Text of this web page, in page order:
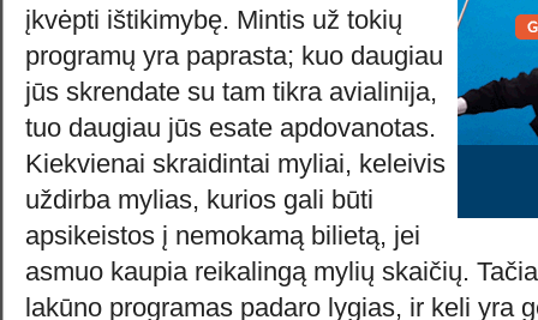
įkvėpti ištikimybę. Mintis už tokių
programų yra paprasta; kuo daugiau
jūs skrendate su tam tikra avialinija,
tuo daugiau jūs esate apdovanotas.
Kiekvienai skraidintai myliai, keleivis
uždirba mylias, kurios gali būti
apsikeistos į nemokamą bilietą, jei
asmuo kaupia reikalingą mylių skaičių.
lakūno programas padaro lygias, ir keli yra